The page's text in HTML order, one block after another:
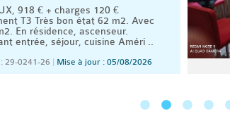
918 € + charges 120 €
T3 Très bon état 62 m2. Avec
En résidence, ascenseur.
entrée, séjour, cuisine Améri ..
29-0241-26 Mise à jour : 05/08/2026